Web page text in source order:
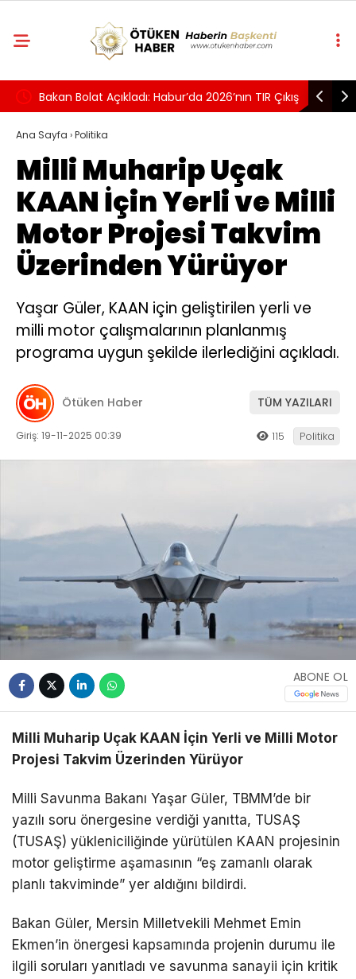
Bakan Bolat Açıkladı: Habur’da 2026’nın TIR Çıkış
Rekoru Kırıldı
Öğrenci
Ana Sayfa ›Politika
Milli Muharip Uçak
KAAN İçin Yerli ve Milli
Motor Projesi Takvim
Üzerinden Yürüyor
Yaşar Güler, KAAN için geliştirilen yerli ve
milli motor çalışmalarının planlanmış
programa uygun şekilde ilerlediğini açıkladı.
Ötüken Haber TÜM YAZILARI
Giriş: 19-11-2025 00:39 115 Politika
ABONE OL
Milli Muharip Uçak KAAN İçin Yerli ve Milli Motor
Projesi Takvim Üzerinden Yürüyor
Milli Savunma Bakanı Yaşar Güler, TBMM’de bir
yazılı soru önergesine verdiği yanıtta, TUSAŞ
(TUSAŞ) yükleniciliğinde yürütülen KAAN projesinin
motor geliştirme aşamasının “eş zamanlı olarak
planlı takviminde” yer aldığını bildirdi.
Bakan Güler, Mersin Milletvekili Mehmet Emin
Ekmen’in önergesi kapsamında projenin durumu ile
ilgili soruları yanıtladı ve savunma sanayii için kritik